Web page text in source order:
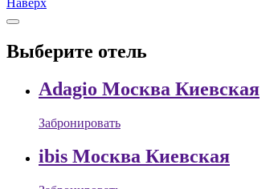
Выберите отель
Adagio Москва Киевская
Забронировать
ibis Москва Киевская